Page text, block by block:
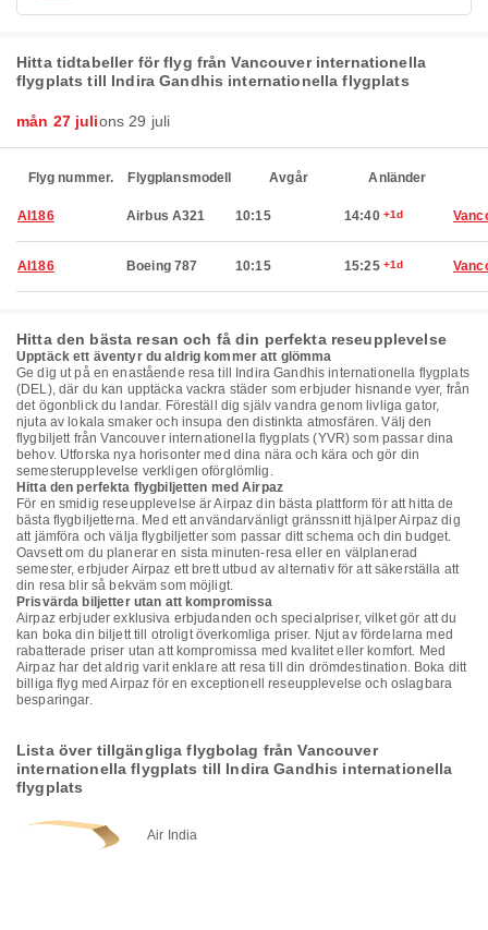
Hitta tidtabeller för flyg från Vancouver internationella
flygplats till Indira Gandhis internationella flygplats
mån 27 julions 29 juli
Flyg nummer. Flygplansmodell Avgår Anländer
AI186 Airbus A321 10:15 14:40 +1d
AI186 Boeing 787 10:15 15:25 +1d
Hitta den bästa resan och få din perfekta reseupplevelse
Upptäck ett äventyr du aldrig kommer att glömma
Ge dig ut på en enastående resa till Indira Gandhis internationella flygplats
(DEL), där du kan upptäcka vackra städer som erbjuder hisnande vyer, från
det ögonblick du landar. Föreställ dig själv vandra genom livliga gator,
njuta av lokala smaker och insupa den distinkta atmosfären. Välj den
flygbiljett från Vancouver internationella flygplats (YVR) som passar dina
behov. Utforska nya horisonter med dina nära och kära och gör din
semesterupplevelse verkligen oförglömlig.
Hitta den perfekta flygbiljetten med Airpaz
För en smidig reseupplevelse är Airpaz din bästa plattform för att hitta de
bästa flygbiljetterna. Med ett användarvänligt gränssnitt hjälper Airpaz dig
att jämföra och välja flygbiljetter som passar ditt schema och din budget.
Oavsett om du planerar en sista minuten-resa eller en välplanerad
semester, erbjuder Airpaz ett brett utbud av alternativ för att säkerställa att
din resa blir så bekväm som möjligt.
Prisvärda biljetter utan att kompromissa
Airpaz erbjuder exklusiva erbjudanden och specialpriser, vilket gör att du
kan boka din biljett till otroligt överkomliga priser. Njut av fördelarna med
rabatterade priser utan att kompromissa med kvalitet eller komfort. Med
Airpaz har det aldrig varit enklare att resa till din drömdestination. Boka ditt
billiga flyg med Airpaz för en exceptionell reseupplevelse och oslagbara
besparingar.
Lista över tillgängliga flygbolag från Vancouver
internationella flygplats till Indira Gandhis internationella
flygplats
Air India